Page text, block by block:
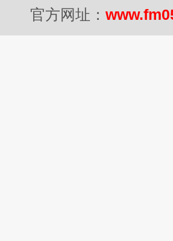
官方网址：